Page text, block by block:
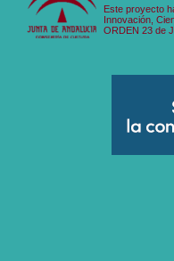
Este proyecto
Innovación,
ORDEN 23 de